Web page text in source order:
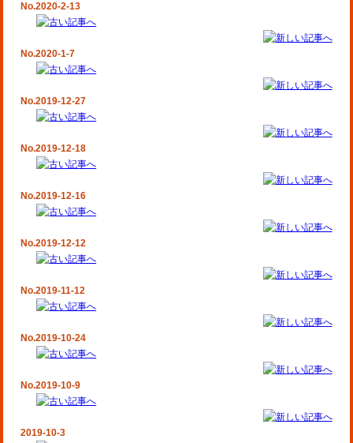
No.2020-2-13
No.2020-1-7
No.2019-12-27
No.2019-12-18
No.2019-12-16
No.2019-12-12
No.2019-11-12
No.2019-10-24
No.2019-10-9
2019-10-3